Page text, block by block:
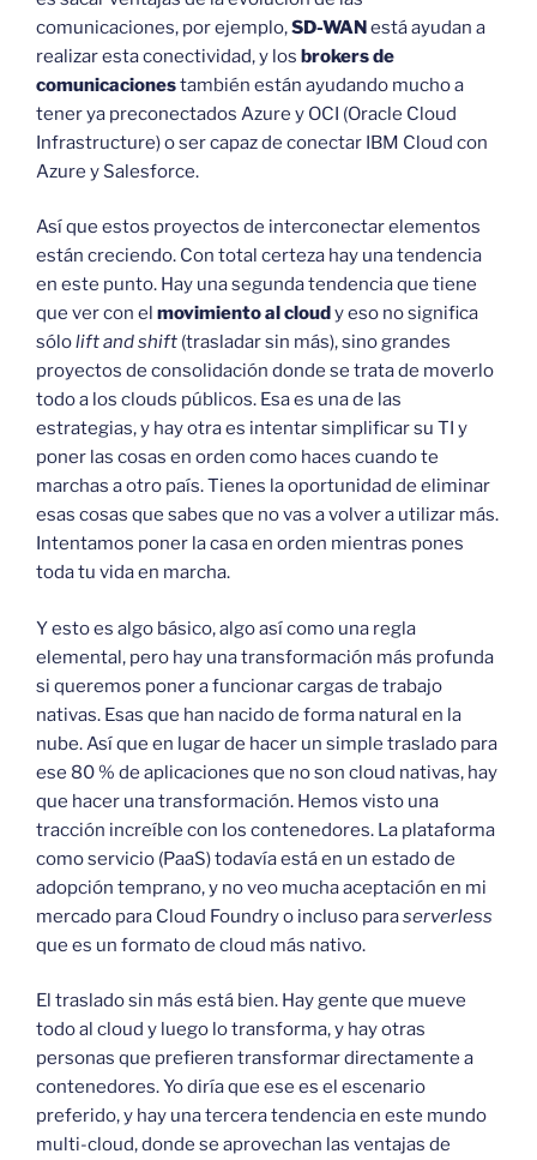
comunicaciones, por ejemplo,SD-WANestá ayudan a
realizar esta conectividad, y los brokers de
comunicacionestambién están ayudando mucho a
tener ya preconectados Azure y OCI (Oracle Cloud
Infrastructure) o ser capaz de conectar IBM Cloud con
Azure y Salesforce.
Así que estos proyectos de interconectar elementos
están creciendo. Con total certeza hay una tendencia
en este punto. Hay una segunda tendencia que tiene
que ver con el movimiento al cloud y eso no significa
sólolift and shift (trasladar sin más), sino grandes
proyectos de consolidación donde se trata de moverlo
todo a los clouds públicos. Esa es una de las
estrategias, y hay otra es intentar simplificar su TI y
poner las cosas en orden como haces cuando te
marchas a otro país. Tienes la oportunidad de eliminar
esas cosas que sabes que no vas a volver a utilizar más.
Intentamos poner la casa en orden mientras pones
toda tu vida en marcha.
Y esto es algo básico, algo así como una regla
elemental, pero hay una transformación más profunda
si queremos poner a funcionar cargas de trabajo
nativas. Esas que han nacido de forma natural en la
nube. Así que en lugar de hacer un simple traslado para
ese 80 % de aplicaciones que no son cloud nativas, hay
que hacer una transformación. Hemos visto una
tracción increíble con los contenedores. La plataforma
como servicio (PaaS) todavía está en un estado de
adopción temprano, y no veo mucha aceptación en mi
mercado para Cloud Foundry o incluso paraserverless
que es un formato de cloud más nativo.
El traslado sin más está bien. Hay gente que mueve
todo al cloud y luego lo transforma, y hay otras
personas que prefieren transformar directamente a
contenedores. Yo diría que ese es el escenario
preferido, y hay una tercera tendencia en este mundo
multi-cloud, donde se aprovechan las ventajas de